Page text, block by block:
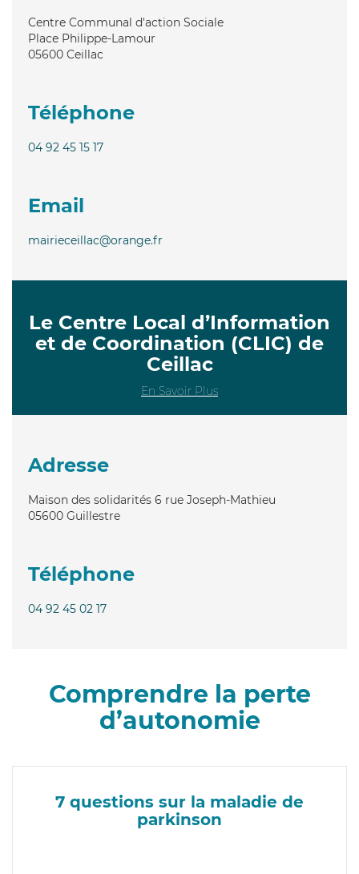
Centre Communal d'action Sociale
Place Philippe-Lamour
05600 Ceillac
Téléphone
04 92 45 15 17
Email
mairieceillac@orange.fr
Le Centre Local d’Information
et de Coordination (CLIC) de
Ceillac
En Savoir Plus
Adresse
Maison des solidarités 6 rue Joseph-Mathieu
05600 Guillestre
Téléphone
04 92 45 02 17
Comprendre la perte
d’autonomie
7 questions sur la maladie de
parkinson